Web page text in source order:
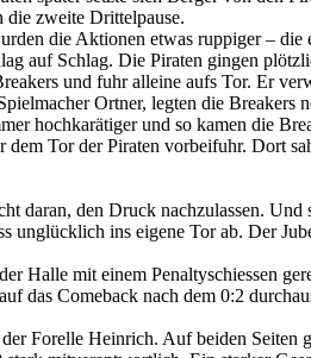
die zweite Drittelpause.
die Aktionen etwas ruppiger – die
auf Schlag. Die Piraten gingen
und fuhr alleine aufs Tor. Er
Ortner, legten die
hochkarätiger und so kamen die
Tor der Piraten vorbeifuhr. Dort
daran, den Druck nachzulassen.
ins eigene Tor ab. Der
Halle mit einem Penaltyschiessen
das Comeback nach dem 0:2
Forelle Heinrich. Auf beiden Seiten